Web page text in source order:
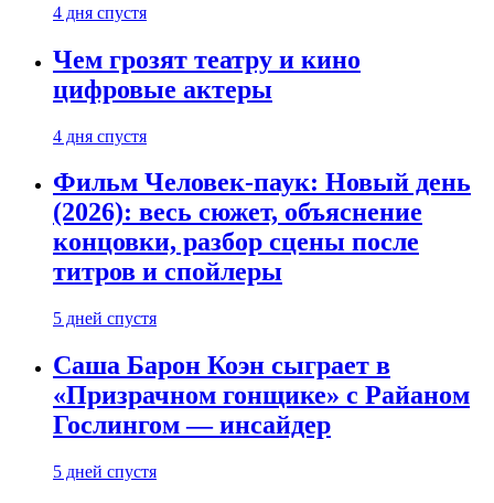
4 дня спустя
Чем грозят театру и кино
цифровые актеры
4 дня спустя
Фильм Человек-паук: Новый день
(2026): весь сюжет, объяснение
концовки, разбор сцены после
титров и спойлеры
5 дней спустя
Саша Барон Коэн сыграет в
«Призрачном гонщике» с Райаном
Гослингом — инсайдер
5 дней спустя